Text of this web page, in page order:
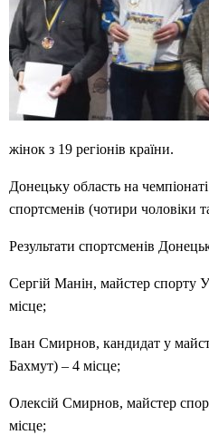
жінок з 19 регіонів країни.
Донецьку область на
спортсменів (чотири чоловіки
Результати спортсменів
Сергій Манін, майстер спорту
місце;
Іван Смирнов, кандидат у
Бахмут) – 4 місце;
Олексій Смирнов, майстер
місце;